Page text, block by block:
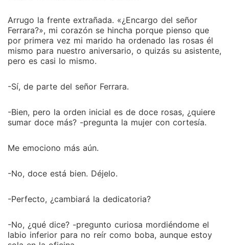
Arrugo la frente extrañada. «¿Encargo del señor
Ferrara?», mi corazón se hincha porque pienso que
por primera vez mi marido ha ordenado las rosas él
mismo para nuestro aniversario, o quizás su asistente,
pero es casi lo mismo.
-Sí, de parte del señor Ferrara.
-Bien, pero la orden inicial es de doce rosas, ¿quiere
sumar doce más? -pregunta la mujer con cortesía.
Me emociono más aún.
-No, doce está bien. Déjelo.
-Perfecto, ¿cambiará la dedicatoria?
-No, ¿qué dice? -pregunto curiosa mordiéndome el
labio inferior para no reír como boba, aunque estoy